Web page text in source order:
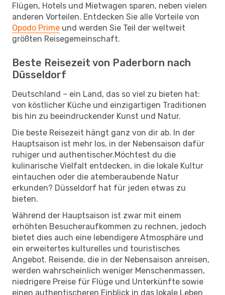
Flügen, Hotels und Mietwagen sparen, neben vielen
anderen Vorteilen. Entdecken Sie alle Vorteile von
Opodo Prime und werden Sie Teil der weltweit
größten Reisegemeinschaft.
Beste Reisezeit von Paderborn nach
Düsseldorf
Deutschland – ein Land, das so viel zu bieten hat:
von köstlicher Küche und einzigartigen Traditionen
bis hin zu beeindruckender Kunst und Natur.
Die beste Reisezeit hängt ganz von dir ab. In der
Hauptsaison ist mehr los, in der Nebensaison dafür
ruhiger und authentischer.Möchtest du die
kulinarische Vielfalt entdecken, in die lokale Kultur
eintauchen oder die atemberaubende Natur
erkunden? Düsseldorf hat für jeden etwas zu
bieten.
Während der Hauptsaison ist zwar mit einem
erhöhten Besucheraufkommen zu rechnen, jedoch
bietet dies auch eine lebendigere Atmosphäre und
ein erweitertes kulturelles und touristisches
Angebot. Reisende, die in der Nebensaison anreisen,
werden wahrscheinlich weniger Menschenmassen,
niedrigere Preise für Flüge und Unterkünfte sowie
einen authentischeren Einblick in das lokale Leben